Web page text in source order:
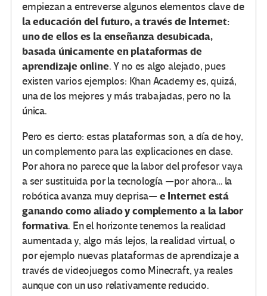
empiezan a entreverse algunos elementos clave de
la educación del futuro, a través de Internet:
uno de ellos es la enseñanza desubicada,
basada únicamente en plataformas de
aprendizaje online. Y no es algo alejado, pues
existen varios ejemplos: Khan Academy es, quizá,
una de los mejores y más trabajadas, pero no la
única.
Pero es cierto: estas plataformas son, a día de hoy,
un complemento para las explicaciones en clase.
Por ahora no parece que la labor del profesor vaya
a ser sustituida por la tecnología —por ahora… la
robótica avanza muy deprisa—e Internet está
ganando como aliado y complemento a la labor
formativa. En el horizonte tenemos la realidad
aumentada y, algo más lejos, la realidad virtual, o
por ejemplo nuevas plataformas de aprendizaje a
través de videojuegos como Minecraft, ya reales
aunque con un uso relativamente reducido.